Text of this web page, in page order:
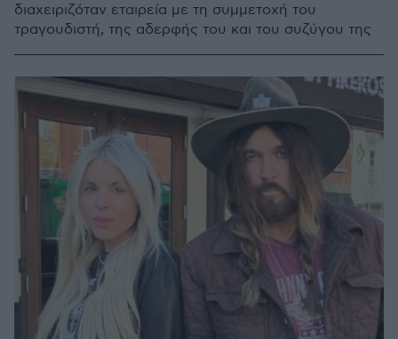
διαχειριζόταν εταιρεία με τη συμμετοχή του
τραγουδιστή, της αδερφής του και του συζύγου της